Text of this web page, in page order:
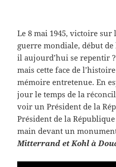
Le 8 mai 1945, victoire sur
guerre mondiale, début
il aujourd’hui se repentir ?
mais cette face de
mémoire entretenue. En
jour le temps de la
voir un Président de la
Président de la
main devant un
Mitterrand et Kohl à